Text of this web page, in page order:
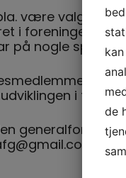
være valg til
i foreningen må
på nogle
i
de